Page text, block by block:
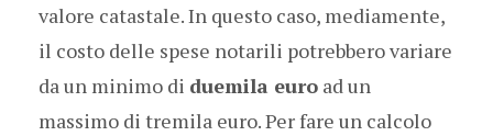
valore catastale. In questo caso, mediamente,
il costo delle spese notarili potrebbero variare
da un minimo di duemila euro ad un
massimo di tremila euro. Per fare un calcolo